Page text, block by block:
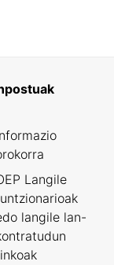
Langile
langile lan-